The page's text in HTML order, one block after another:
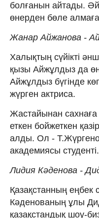
болғанын айтады.
өнерден бөле
Жанар Айжанова -
Халықтың сүйікті
қызы Айжұлдыз да
Айжұлдыз бүгінде
жүрген актриса.
Жастайынан
еткен бойжеткен
алды. Ол -
академиясы студенті.
Лидия Кәденова -
Қазақстанның еңбек
Кәденованың ұлы
қазақстандық шоу-